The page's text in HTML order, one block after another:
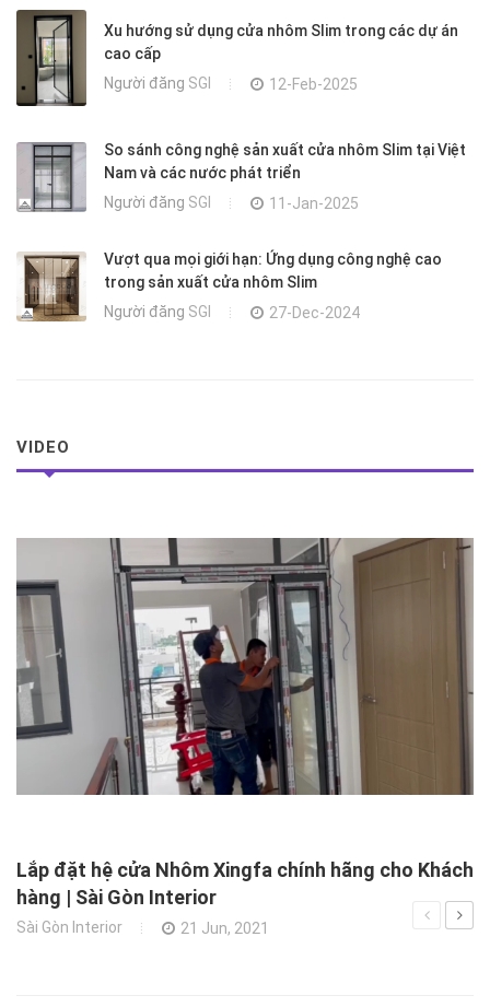
Xu hướng sử dụng cửa nhôm Slim trong các dự án
cao cấp
Người đăng SGI 12-Feb-2025
So sánh công nghệ sản xuất cửa nhôm Slim tại Việt
Nam và các nước phát triển
Người đăng SGI 11-Jan-2025
Vượt qua mọi giới hạn: Ứng dụng công nghệ cao
trong sản xuất cửa nhôm Slim
Người đăng SGI 27-Dec-2024
VIDEO
Lắp đặt hệ cửa Nhôm Xingfa chính hãng cho Khách
hàng | Sài Gòn Interior
Sài Gòn Interior 21 Jun, 2021